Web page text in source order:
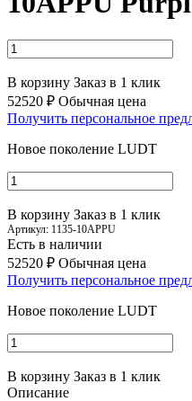
В корзину Заказ в 1 клик
52520 ₽ Обычная цена
Получить персональное
Новое поколение LUDT
В корзину Заказ в 1 клик
Артикул: 1135-10APPU
Есть в наличии
52520 ₽ Обычная цена
Получить персональное
Новое поколение LUDT
В корзину Заказ в 1 клик
Описание